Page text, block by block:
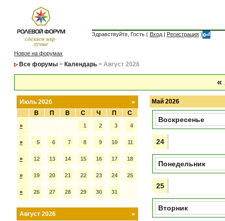
Здравствуйте, Гость ( Вход | Регистрация )
Новое на форумах
Все форумы > Календарь > Август 2026
«
»
Июль 2026
В
П В С Ч П С
» 1 2 3 4
» 5 6 7 8 9 10 11
» 12 13 14 15 16 17 18
» 19 20 21 22 23 24 25
» 26 27 28 29 30 31
»
Август 2026
Май 2026
Воскресенье
24
Понедельник
25
Вторник